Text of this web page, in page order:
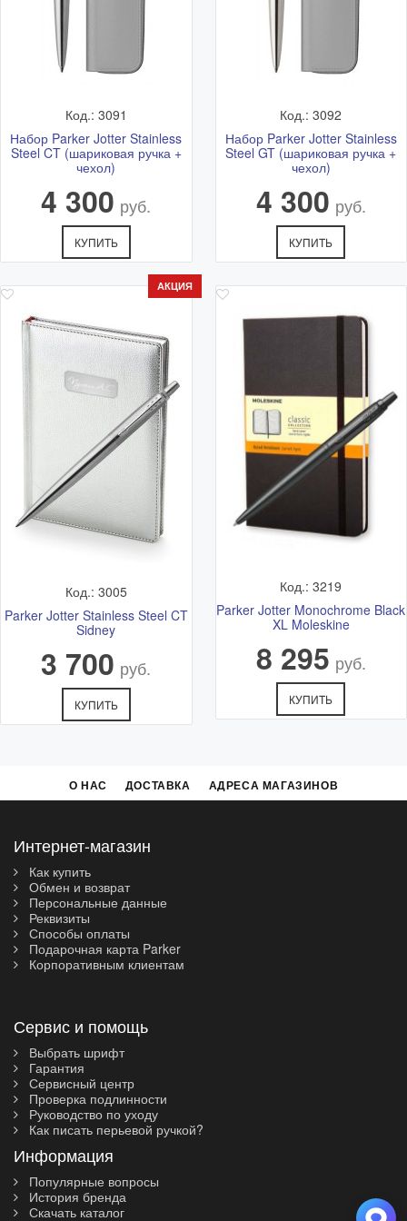
Адрес: Ветошный переулок 9, ТЦ "Никольский Пассаж",
1 этаж.
Подробная схема расположения и актуальный график
работы смотрите в разделе
Адреса магазинов
Код.: 3091
Набор Parker Jotter Stainless
Steel CT (шариковая ручка +
чехол)
4 300 руб.
КУПИТЬ
Код.: 3092
Набор Parker Jotter Stainless
Steel GT (шариковая ручка +
чехол)
4 300 руб.
КУПИТЬ
АКЦИЯ
Код.: 3005
Parker Jotter Stainless Steel CT
Sidney
3 700 руб.
КУПИТЬ
Код.: 3219
Parker Jotter Monochrome Black
XL Moleskine
8 295 руб.
КУПИТЬ
О НАС ДОСТАВКА АДРЕСА МАГАЗИНОВ
Интернет-магазин
Как купить
Обмен и возврат
Персональные данные
Реквизиты
Способы оплаты
Подарочная карта Parker
Корпоративным клиентам
Сервис и помощь
Выбрать шрифт
Гарантия
Сервисный центр
Проверка подлинности
Руководство по уходу
Как писать перьевой ручкой?
Информация
Популярные вопросы
История бренда
Скачать каталог